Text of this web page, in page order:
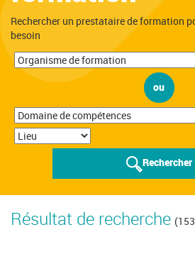
Rechercher un prestataire de formation
besoin
ou
Rechercher
Résultat de recherche